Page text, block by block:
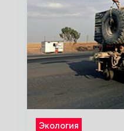
Экология